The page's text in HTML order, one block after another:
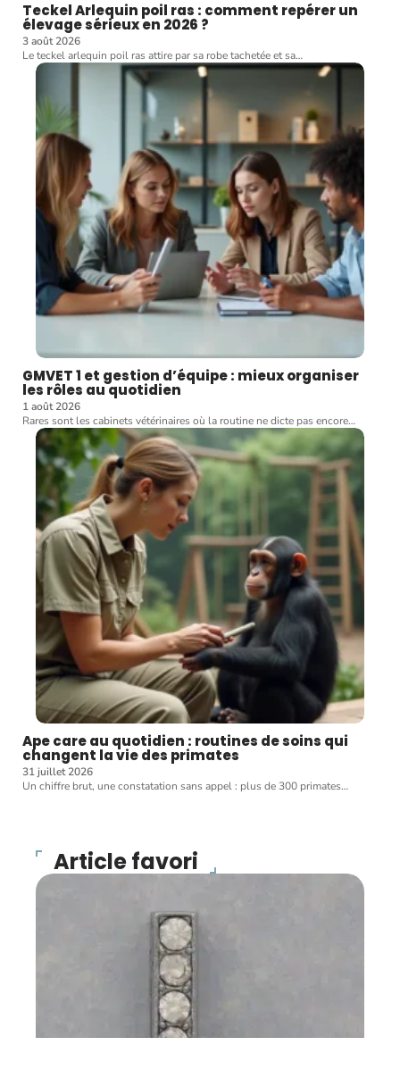
Teckel Arlequin poil ras : comment repérer un
élevage sérieux en 2026 ?
3 août 2026
Le teckel arlequin poil ras attire par sa robe tachetée et sa…
GMVET 1 et gestion d’équipe : mieux organiser
les rôles au quotidien
1 août 2026
Rares sont les cabinets vétérinaires où la routine ne dicte pas encore…
Ape care au quotidien : routines de soins qui
changent la vie des primates
31 juillet 2026
Un chiffre brut, une constatation sans appel : plus de 300 primates…
Article favori